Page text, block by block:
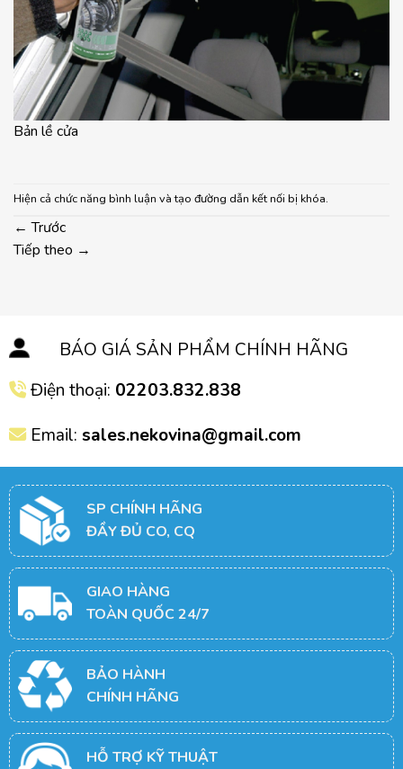
Bản lề cửa
Hiện cả chức năng bình luận và tạo đường dẫn kết nối bị khóa.
← Trước
Tiếp theo →
BÁO GIÁ SẢN PHẨM CHÍNH HÃNG
Điện thoại: 02203.832.838
Email: sales.nekovina@gmail.com
SP CHÍNH HÃNG
ĐẦY ĐỦ CO, CQ
GIAO HÀNG
TOÀN QUỐC 24/7
BẢO HÀNH
CHÍNH HÃNG
HỖ TRỢ KỸ THUẬT